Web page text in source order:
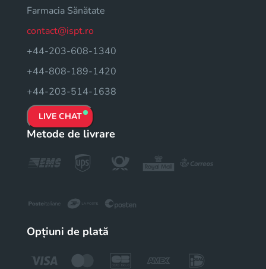
Farmacia Sănătate
contact@ispt.ro
+44-203-608-1340
+44-808-189-1420
+44-203-514-1638
LIVE CHAT
Metode de livrare
Opțiuni de plată